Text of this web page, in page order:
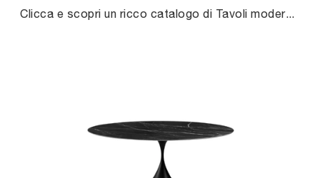
Clicca e scopri un ricco catalogo di Tavoli moderni fissi da pranzo! Il modello Alexander di Midj ti sta aspettando.